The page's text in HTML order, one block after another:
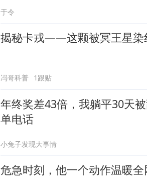
于令
揭秘卡戎——这颗被冥王星染
冯哥科普 1跟贴
年终奖差43倍，我躺平30天
单电话
小兔子发现大事情
危急时刻，他一个动作温暖全